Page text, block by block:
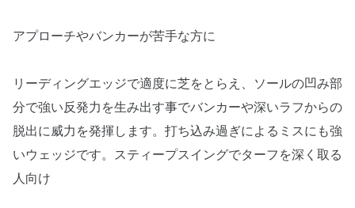
アプローチやバンカーが苦手な方に
リーディングエッジで適度に芝をとらえ、ソールの凹み部
分で強い反発力を生み出す事でバンカーや深いラフからの
脱出に威力を発揮します。打ち込み過ぎによるミスにも強
いウェッジです。スティープスイングでターフを深く取る
人向け